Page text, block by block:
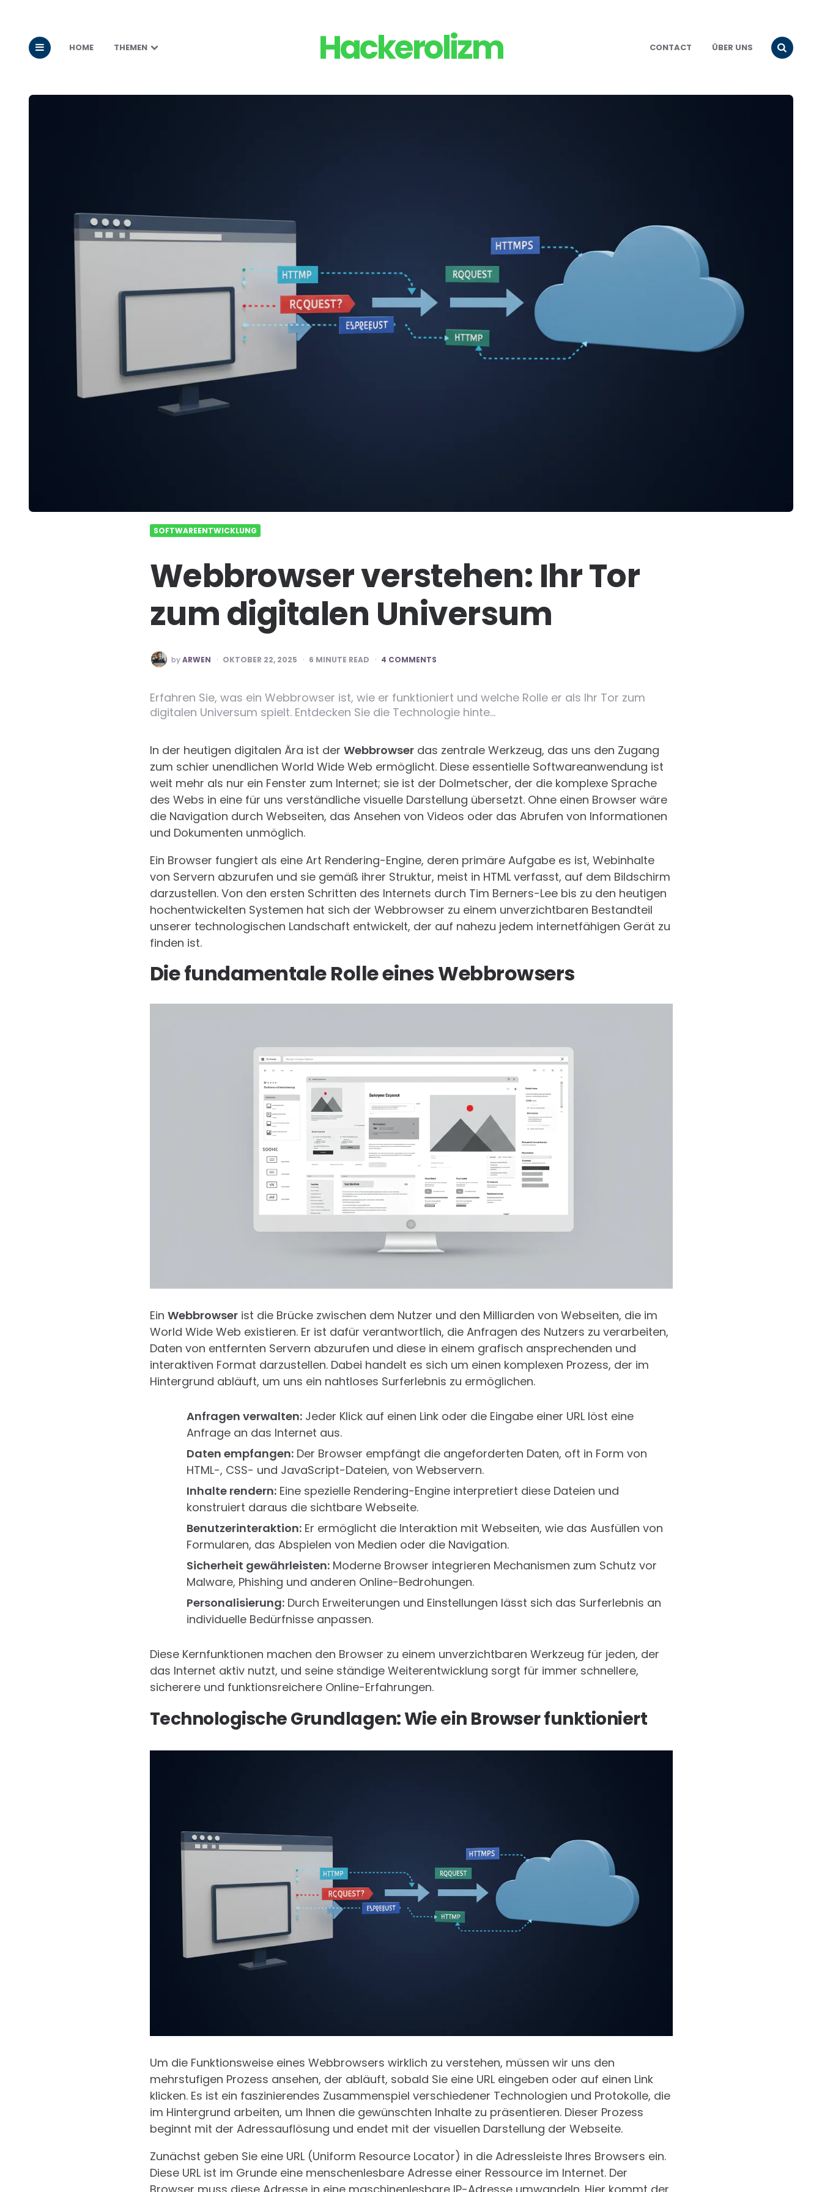
HOME THEMEN Hackerolizm CONTACT ÜBER UNS
SOFTWAREENTWICKLUNG
Webbrowser verstehen: Ihr Tor
zum digitalen Universum
POSTED
BY
by ARWEN OKTOBER 22, 2025 6 MINUTE READ 4 COMMENTS
Erfahren Sie, was ein Webbrowser ist, wie er funktioniert und welche Rolle er als Ihr Tor zum
digitalen Universum spielt. Entdecken Sie die Technologie hinte…
In der heutigen digitalen Ära ist der Webbrowserdas zentrale Werkzeug, das uns den Zugang
zum schier unendlichen World Wide Web ermöglicht. Diese essentielle Softwareanwendung ist
weit mehr als nur ein Fenster zum Internet; sie ist der Dolmetscher, der die komplexe Sprache
des Webs in eine für uns verständliche visuelle Darstellung übersetzt. Ohne einen Browser wäre
die Navigation durch Webseiten, das Ansehen von Videos oder das Abrufen von Informationen
und Dokumenten unmöglich.
Ein Browser fungiert als eine Art Rendering-Engine, deren primäre Aufgabe es ist, Webinhalte
von Servern abzurufen und sie gemäß ihrer Struktur, meist in HTML verfasst, auf dem Bildschirm
darzustellen. Von den ersten Schritten des Internets durch Tim Berners-Lee bis zu den heutigen
hochentwickelten Systemen hat sich der Webbrowser zu einem unverzichtbaren Bestandteil
unserer technologischen Landschaft entwickelt, der auf nahezu jedem internetfähigen Gerät zu
finden ist.
Die fundamentale Rolle eines Webbrowsers
Ein Webbrowserist die Brücke zwischen dem Nutzer und den Milliarden von Webseiten, die im
World Wide Web existieren. Er ist dafür verantwortlich, die Anfragen des Nutzers zu verarbeiten,
Daten von entfernten Servern abzurufen und diese in einem grafisch ansprechenden und
interaktiven Format darzustellen. Dabei handelt es sich um einen komplexen Prozess, der im
Hintergrund abläuft, um uns ein nahtloses Surferlebnis zu ermöglichen.
Anfragen verwalten:Jeder Klick auf einen Link oder die Eingabe einer URL löst eine
Anfrage an das Internet aus.
Daten empfangen:Der Browser empfängt die angeforderten Daten, oft in Form von
HTML-, CSS- und JavaScript-Dateien, von Webservern.
Inhalte rendern:Eine spezielle Rendering-Engine interpretiert diese Dateien und
konstruiert daraus die sichtbare Webseite.
Benutzerinteraktion:Er ermöglicht die Interaktion mit Webseiten, wie das Ausfüllen von
Formularen, das Abspielen von Medien oder die Navigation.
Sicherheit gewährleisten:Moderne Browser integrieren Mechanismen zum Schutz vor
Malware, Phishing und anderen Online-Bedrohungen.
Personalisierung:Durch Erweiterungen und Einstellungen lässt sich das Surferlebnis an
individuelle Bedürfnisse anpassen.
Diese Kernfunktionen machen den Browser zu einem unverzichtbaren Werkzeug für jeden, der
das Internet aktiv nutzt, und seine ständige Weiterentwicklung sorgt für immer schnellere,
sicherere und funktionsreichere Online-Erfahrungen.
Technologische Grundlagen: Wie ein Browser funktioniert
Um die Funktionsweise eines Webbrowsers wirklich zu verstehen, müssen wir uns den
mehrstufigen Prozess ansehen, der abläuft, sobald Sie eine URL eingeben oder auf einen Link
klicken. Es ist ein faszinierendes Zusammenspiel verschiedener Technologien und Protokolle, die
im Hintergrund arbeiten, um Ihnen die gewünschten Inhalte zu präsentieren. Dieser Prozess
beginnt mit der Adressauflösung und endet mit der visuellen Darstellung der Webseite.
Zunächst geben Sie eine URL (Uniform Resource Locator) in die Adressleiste Ihres Browsers ein.
Diese URL ist im Grunde eine menschenlesbare Adresse einer Ressource im Internet. Der